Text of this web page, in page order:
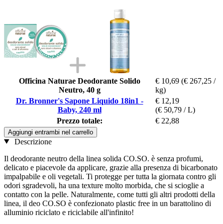
Officina Naturae Deodorante Solido
Neutro, 40 g
€ 10,69 (€ 267,25 /
kg)
Dr. Bronner's Sapone Liquido 18in1 -
Baby, 240 ml
€ 12,19
(€ 50,79 / L)
Prezzo totale:
€ 22,88
Aggiungi entrambi nel carrello
Descrizione
Il deodorante neutro della linea solida CO.SO. è senza profumi,
delicato e piacevole da applicare, grazie alla presenza di bicarbonato
impalpabile e oli vegetali. Ti protegge per tutta la giornata contro gli
odori sgradevoli, ha una texture molto morbida, che si scioglie a
contatto con la pelle. Naturalmente, come tutti gli altri prodotti della
linea, il deo CO.SO è confezionato plastic free in un barattolino di
alluminio riciclato e riciclabile all'infinito!